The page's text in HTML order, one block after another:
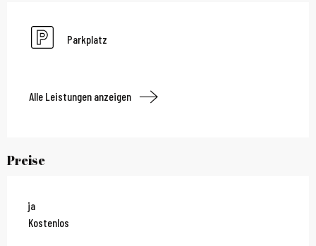
Parkplatz
Alle Leistungen anzeigen
Preise
ja
Kostenlos